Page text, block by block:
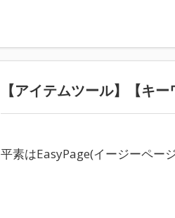
【アイテムツール】【キ
平素はEasyPage(イージーペー